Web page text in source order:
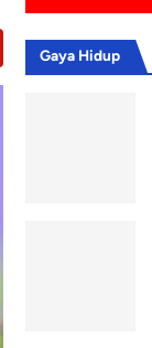
Gaya Hidup